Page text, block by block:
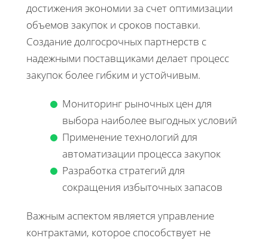
достижения экономии за счет оптимизации
объемов закупок и сроков поставки.
Создание долгосрочных партнерств с
надежными поставщиками делает процесс
закупок более гибким и устойчивым.
Мониторинг рыночных цен для
выбора наиболее выгодных условий
Применение технологий для
автоматизации процесса закупок
Разработка стратегий для
сокращения избыточных запасов
Важным аспектом является управление
контрактами, которое способствует не